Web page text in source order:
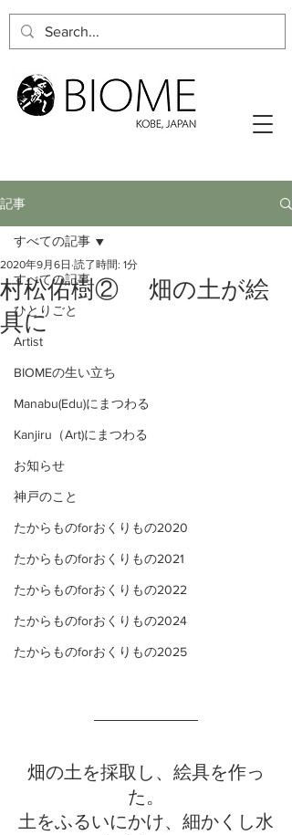
記事
すべての記事
ひとりごと
Artist
BIOMEの生い立ち
Manabu(Edu)にまつわる
Kanjiru（Art)にまつわる
お知らせ
神戸のこと
たからものforおくりもの2020
たからものforおくりもの2021
たからものforおくりもの2022
たからものforおくりもの2024
たからものforおくりもの2025
すべての記事
村松佑樹② 畑の土が絵
具に
2020年9月6日 読了時間: 1分
畑の土を採取し、絵具を作っ
た。
土をふるいにかけ、細かくし水